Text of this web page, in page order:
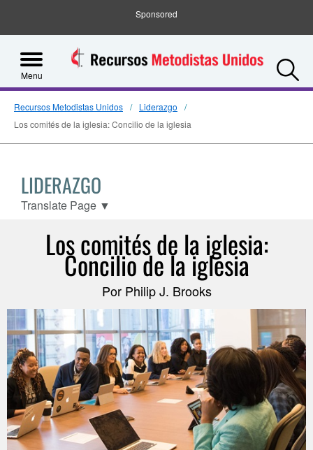
Sponsored
Menu
Recursos Metodistas Unidos
Liderazgo
Los comités de la iglesia: Concilio de la iglesia
LIDERAZGO
Translate Page ▼
Los comités de la iglesia:
Concilio de la iglesia
Por Philip J. Brooks